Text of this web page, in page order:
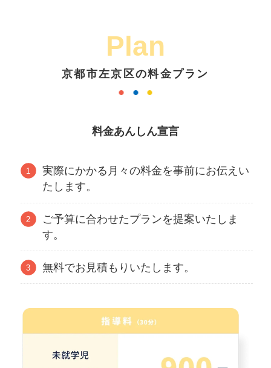
Plan
京都市左京区の料金プラン
料金あんしん宣言
実際にかかる月々の料金を事前にお伝えい
たします。
ご予算に合わせたプランを提案いたしま
す。
無料でお見積もりいたします。